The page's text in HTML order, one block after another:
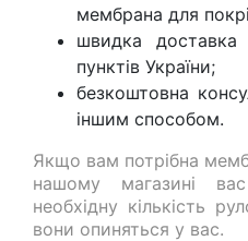
мембрана для
швидка
пунктів України;
безкоштовна
іншим способом.
Якщо вам потрібна
нашому магазині
необхідну кількість
вони опиняться у вас.